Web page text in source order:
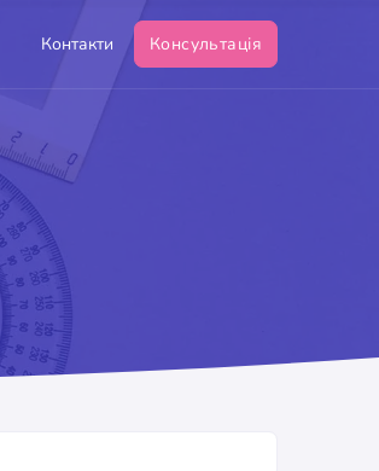
Контакти Консультація